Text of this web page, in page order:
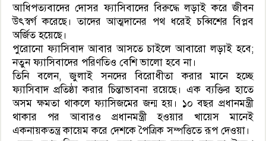
আধিপত্যবাদের দোসর ফ্যাসিবাদের বিরুদ্ধে লড়াই করে জীবন
উৎস্বর্গ করেছে। তাদের আত্মদানের পথ ধরেই চব্বিশের বিপ্লব
অর্জিত হয়েছে।
পুরোনো ফ্যাসিবাদ আবার আসতে চাইলে আবারো লড়াই হবে;
নতুন ফ্যাসিবাদের পরিণতিও বেশি ভালো হবে না।
তিনি বলেন, জুলাই সনদের বিরোধীতা করার মানে হচ্ছে
ফ্যাসিবাদ প্রতিষ্ঠা করার চিন্তাভাবনা রয়েছে। এক ব্যক্তির হাতে
অসম ক্ষমতা থাকলে ফ্যাসিজমের জন্ম হয়। ১০ বছর প্রধানমন্ত্রী
থাকার পর আবারও প্রধানমন্ত্রী হওয়ার খায়েস মানেই
একনায়কতন্ত্র কায়েম করে দেশকে পৈত্রিক সম্পত্তিতে রূপ দেওয়া।